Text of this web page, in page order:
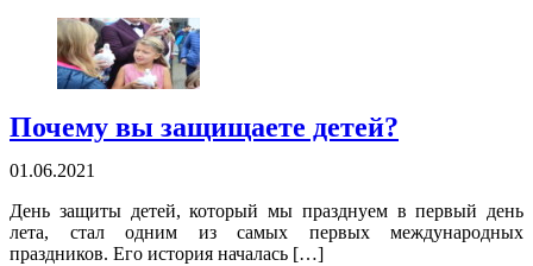
Почему вы защищаете детей?
01.06.2021
День защиты детей, который мы празднуем в первый день
лета, стал одним из самых первых международных
праздников. Его история началась […]